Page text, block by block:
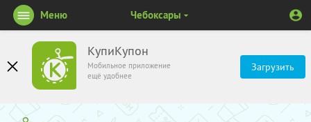
КупиКупон
Мобильное приложение
ещё удобнее
Загрузить
Меню Чебоксары